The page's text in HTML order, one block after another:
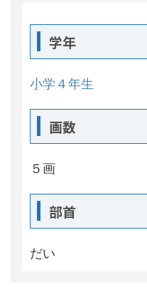
学年
小学４年生
画数
５画
部首
だい